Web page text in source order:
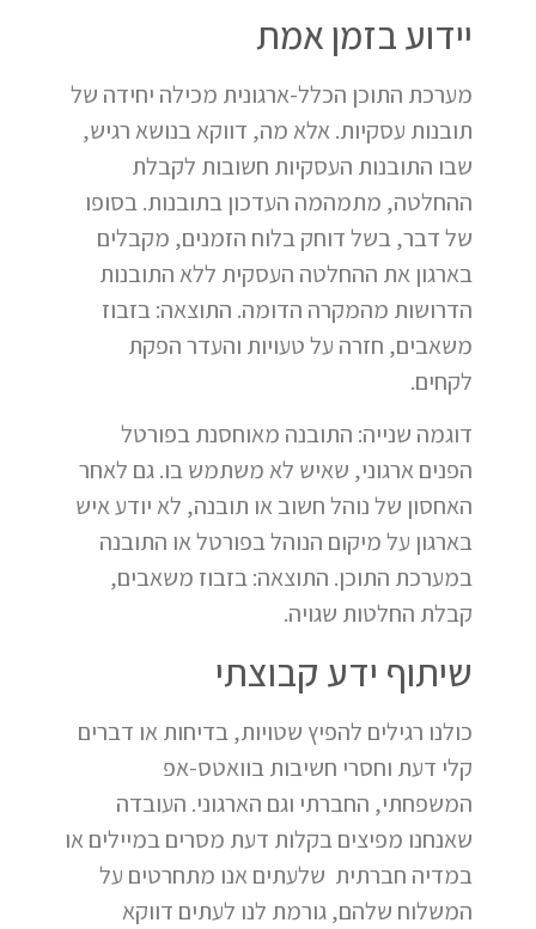
יידוע בזמן אמת
מערכת התוכן הכלל-ארגונית מכילה יחידה של
תובנות עסקיות. אלא מה, דווקא בנושא רגיש,
שבו התובנות העסקיות חשובות לקבלת
ההחלטה, מתמהמה העדכון בתובנות. בסופו
של דבר, בשל דוחק בלוח הזמנים, מקבלים
בארגון את ההחלטה העסקית ללא התובנות
הדרושות מהמקרה הדומה. התוצאה: בזבוז
משאבים, חזרה על טעויות והעדר הפקת
לקחים.
דוגמה שנייה: התובנה מאוחסנת בפורטל
הפנים ארגוני, שאיש לא משתמש בו. גם לאחר
האחסון של נוהל חשוב או תובנה, לא יודע איש
בארגון על מיקום הנוהל בפורטל או התובנה
במערכת התוכן. התוצאה: בזבוז משאבים,
קבלת החלטות שגויה.
שיתוף ידע קבוצתי
כולנו רגילים להפיץ שטויות, בדיחות או דברים
קלי דעת וחסרי חשיבות בוואטס-אפ
המשפחתי, החברתי וגם הארגוני. העובדה
שאנחנו מפיצים בקלות דעת מסרים במיילים או
במדיה חברתית שלעתים אנו מתחרטים על
המשלוח שלהם, גורמת לנו לעתים דווקא